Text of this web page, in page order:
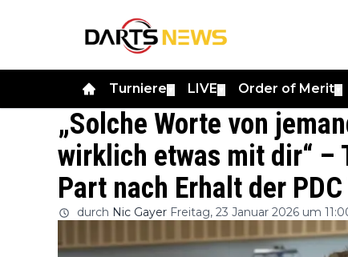
Turniere LIVE Order of Merit
„Solche Worte von
wirklich etwas mit dir“ –
Part nach Erhalt der PDC
durch Nic Gayer Freitag, 23 Januar 2026 um